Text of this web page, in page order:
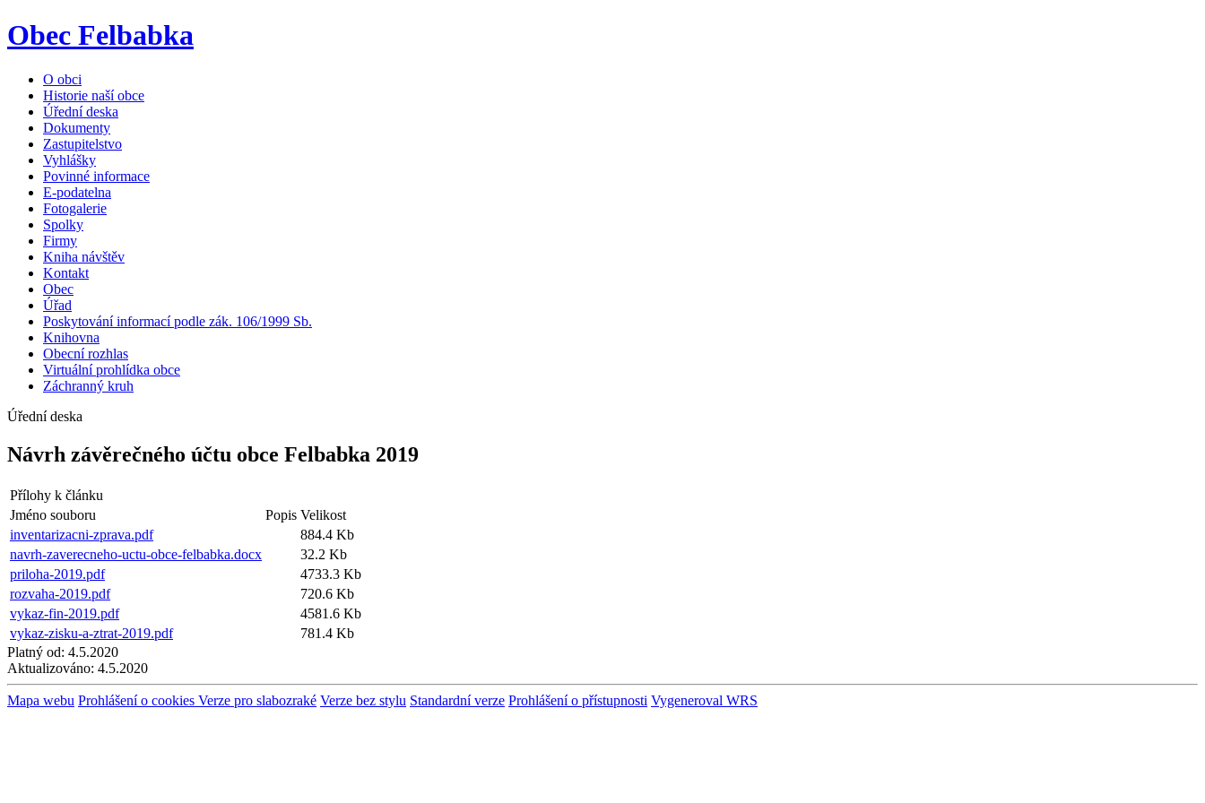
Obec Felbabka
O obci
Historie naší obce
Úřední deska
Dokumenty
Zastupitelstvo
Vyhlášky
Povinné informace
E-podatelna
Fotogalerie
Spolky
Firmy
Kniha návštěv
Kontakt
Obec
Úřad
Poskytování informací podle zák. 106/1999 Sb.
Knihovna
Obecní rozhlas
Virtuální prohlídka obce
Záchranný kruh
Úřední deska
Návrh závěrečného účtu obce Felbabka 2019
Přílohy k článku
Jméno souboru
Popis Velikost
inventarizacni-zprava.pdf
884.4 Kb
navrh-zaverecneho-uctu-obce-felbabka.docx
32.2 Kb
priloha-2019.pdf
4733.3 Kb
rozvaha-2019.pdf
720.6 Kb
vykaz-fin-2019.pdf
4581.6 Kb
vykaz-zisku-a-ztrat-2019.pdf
781.4 Kb
Platný od: 4.5.2020
Aktualizováno: 4.5.2020
Mapa webu Prohlášení o cookies Verze pro slabozraké Verze bez stylu Standardní verze Prohlášení o přístupnosti Vygeneroval WRS